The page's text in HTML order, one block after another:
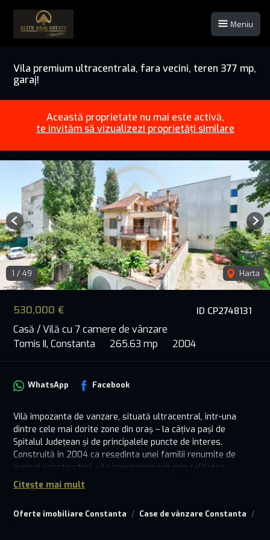
Meniu
Vila premium ultracentrala, fara vecini, teren 377 mp,
garaj!
Această proprietate nu mai este activă,
te invităm să vizualizezi proprietăți similare
ID CP2748131
530,000 €
Casă / Vilă cu 7 camere de vânzare
Tomis II, Constanta
265.63 mp 2004
1 / 49 Harta
Previous
Oferte imobiliare Constanta Case de vânzare Constanta
WhatsApp Facebook
Vilă impozanta de vanzare, situată ultracentral, într-una
dintre cele mai dorite zone din oraș – la câțiva pași de
Spitalul Județean și de principalele puncte de interes.
Construită în 2004 ca resedinta unei familii renumite de
experți constructori, vila impresionează prin calitatea
execuției, arhitectura deosebită și compartimentarea ideală
pentru o familie moderna.
fără vecini direcți, curte aerisită și locuri de parcare pentru 3-
Citește mai mult